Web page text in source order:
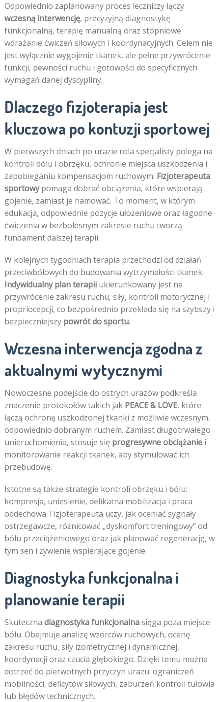
Odpowiednio zaplanowany proces leczniczy łączy
wczesną interwencję, precyzyjną diagnostykę
funkcjonalną, terapię manualną oraz stopniowe
wdrażanie ćwiczeń siłowych i koordynacyjnych. Celem nie
jest wyłącznie wygojenie tkanek, ale pełne przywrócenie
funkcji, pewności ruchu i gotowości do specyficznych
wymagań danej dyscypliny.
Dlaczego fizjoterapia jest
kluczowa po kontuzji sportowej
W pierwszych dniach po urazie rola specjalisty polega na
kontroli bólu i obrzęku, ochronie miejsca uszkodzenia i
zapobieganiu kompensacjom ruchowym. Fizjoterapeuta
sportowypomaga dobrać obciążenia, które wspierają
gojenie, zamiast je hamować. To moment, w którym
edukacja, odpowiednie pozycje ułożeniowe oraz łagodne
ćwiczenia w bezbolesnym zakresie ruchu tworzą
fundament dalszej terapii.
W kolejnych tygodniach terapia przechodzi od działań
przeciwbólowych do budowania wytrzymałości tkanek.
Indywidualny plan terapiiukierunkowany jest na
przywrócenie zakresu ruchu, siły, kontroli motorycznej i
propriocepcji, co bezpośrednio przekłada się na szybszy i
bezpieczniejszy powrót do sportu.
Wczesna interwencja zgodna z
aktualnymi wytycznymi
Nowoczesne podejście do ostrych urazów podkreśla
znaczenie protokołów takich jak PEACE & LOVE, które
łączą ochronę uszkodzonej tkanki z możliwie wczesnym,
odpowiednio dobranym ruchem. Zamiast długotrwałego
unieruchomienia, stosuje się progresywne obciążaniei
monitorowanie reakcji tkanek, aby stymulować ich
przebudowę.
Istotne są także strategie kontroli obrzęku i bólu:
kompresja, uniesienie, delikatna mobilizacja i praca
oddechowa. Fizjoterapeuta uczy, jak oceniać sygnały
ostrzegawcze, różnicować „dyskomfort treningowy” od
bólu przeciążeniowego oraz jak planować regenerację, w
tym sen i żywienie wspierające gojenie.
Diagnostyka funkcjonalna i
planowanie terapii
Skuteczna diagnostyka funkcjonalnasięga poza miejsce
bólu. Obejmuje analizę wzorców ruchowych, ocenę
zakresu ruchu, siły izometrycznej i dynamicznej,
koordynacji oraz czucia głębokiego. Dzięki temu można
dotrzeć do pierwotnych przyczyn urazu: ograniczeń
mobilności, deficytów siłowych, zaburzeń kontroli tułowia
lub błędów technicznych.